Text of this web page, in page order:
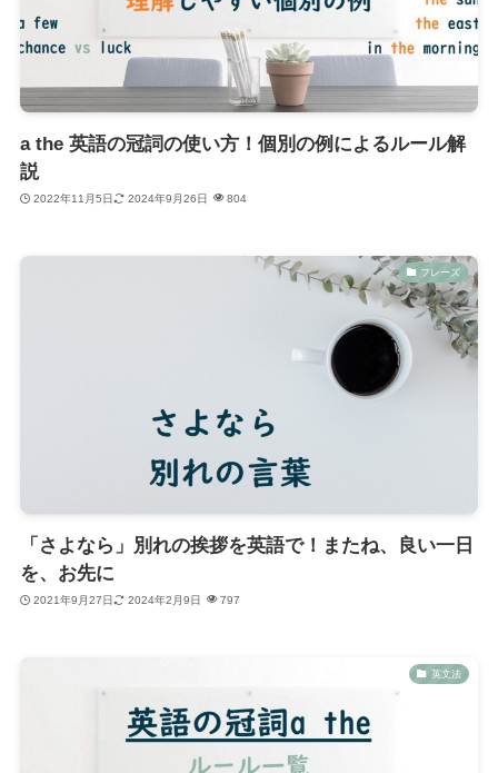
a the 英語の冠詞の使い方！個別の例によるルール解
説
2022年11月5日 2024年9月26日 804
フレーズ
「さよなら」別れの挨拶を英語で！またね、良い一日
を、お先に
2021年9月27日 2024年2月9日 797
英文法